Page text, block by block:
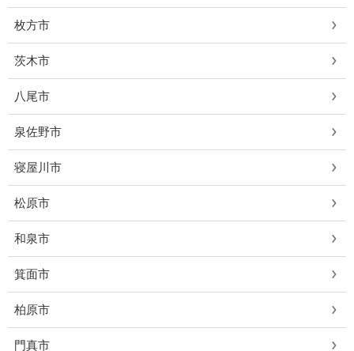
枚方市
茨木市
八尾市
泉佐野市
寝屋川市
松原市
和泉市
箕面市
柏原市
門真市